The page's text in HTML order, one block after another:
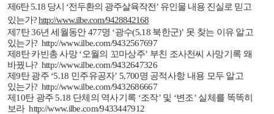
제 6탄5.18 당시 ‘전두환의 광주살육작전’ 유인물 내용 진실로 믿고
있는가? http://www.ilbe.com/9428842168
제 7탄36년 세월동안477명 ‘광수(5.18 북한군)’ 못 찾는 이유 알고
있는가? http://www.ilbe.com/9432567697
제8탄 카빈총 사망‘오월의 꼬마상주’ 부친 조사천씨 사망기록 왜
바꿨나? http://www.ilbe.com/9432647326
제9탄 광주‘5.18 민주유공자’ 5,700명 공적사항 내용 모두 알고
있는가? http://www.ilbe.com/9432686667
제 10탄 광주 5.18 단체의 역사기록 ‘조작’ 및 ‘변조’ 실체를 똑똑히
보라 http://www.ilbe.com/9433447912